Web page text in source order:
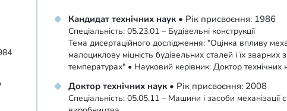
Кандидат технічних наук • Рік присвоєння: 1986
Спеціальність: 05.23.01 – Будівельні конструкції
Тема дисертаційного дослідження: "Оцінка впливу
малоциклову міцність будівельних сталей і їх
температурах" • Науковий керівник: Доктор
Доктор технічних наук • Рік присвоєння: 2008
Спеціальність: 05.05.11 – Машини і засоби механізації